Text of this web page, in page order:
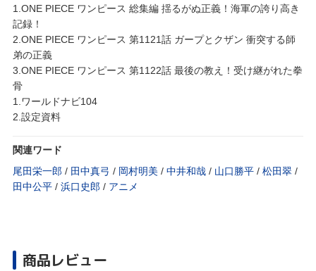
1.ONE PIECE ワンピース 総集編 揺るがぬ正義！海軍の誇り高き
記録！
2.ONE PIECE ワンピース 第1121話 ガープとクザン 衝突する師
弟の正義
3.ONE PIECE ワンピース 第1122話 最後の教え！受け継がれた拳
骨
1.ワールドナビ104
2.設定資料
関連ワード
尾田栄一郎 / 田中真弓 / 岡村明美 / 中井和哉 / 山口勝平 / 松田翠 /
田中公平 / 浜口史郎 / アニメ
商品レビュー